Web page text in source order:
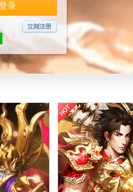
录